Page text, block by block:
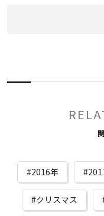
2016年
クリスマス